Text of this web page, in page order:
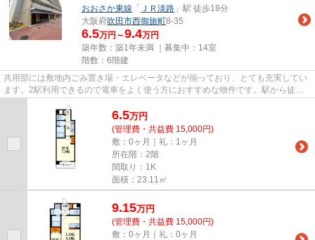
おおさか東線 「 ＪＲ淡路 」駅 徒歩18分
大阪府吹田市西御旅町8-35
6.5万円～9.4万円
築年数：築1年未満 ｜募集中： 14室
階数：6階建
共用部には敷地内ごみ置き場・エレベータなどが揃っており、とても充実してい
ます。2駅利用できるので電車をよく使う方におすすめな物件です。駅から徒歩
6.5万円
(管理費・共益費 15,000円)
敷：0ヶ月｜礼：1ヶ月
所在階：2階
間取り：1K
面積：23.11㎡
9.15万円
(管理費・共益費 15,000円)
敷：0ヶ月｜礼：0ヶ月